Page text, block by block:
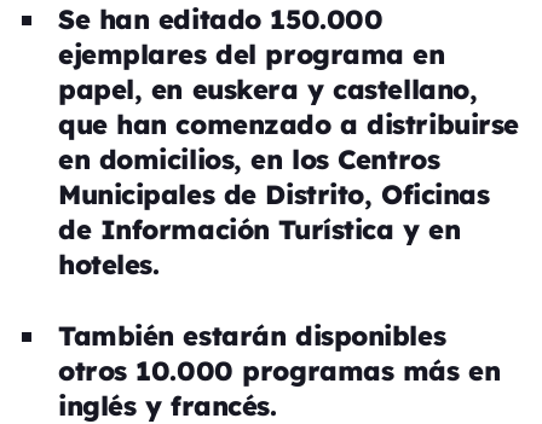
Se han editado 150.000
ejemplares del programa en
papel, en euskera y castellano,
que han comenzado a distribuirse
en domicilios, en los Centros
Municipales de Distrito, Oficinas
de Información Turística y en
hoteles.
También estarán disponibles
otros 10.000 programas más en
inglés y francés.